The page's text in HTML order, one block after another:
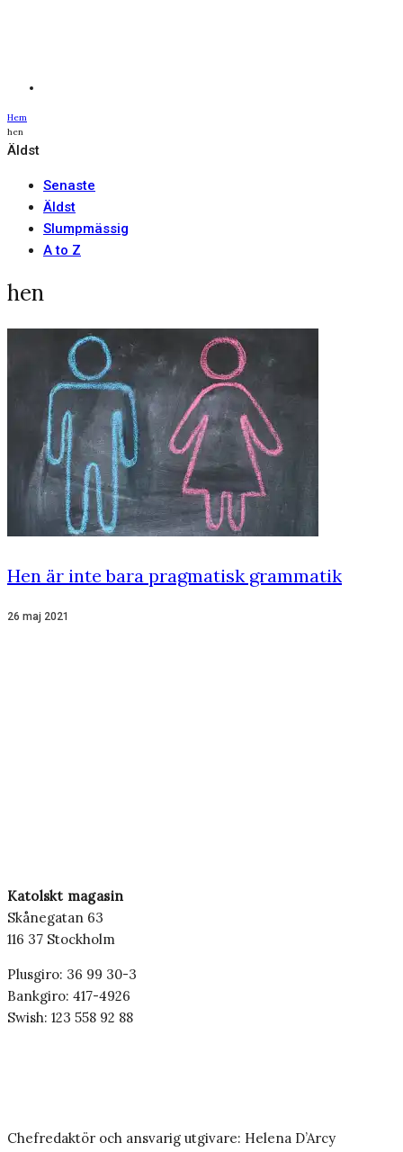
Hem
hen
Äldst
Senaste
Äldst
Slumpmässig
A to Z
hen
Hen är inte bara pragmatisk grammatik
26 maj 2021
Katolskt magasin
Skånegatan 63
116 37 Stockholm
Plusgiro: 36 99 30-3
Bankgiro: 417-4926
Swish: 123 558 92 88
Chefredaktör och ansvarig utgivare: Helena D’Arcy